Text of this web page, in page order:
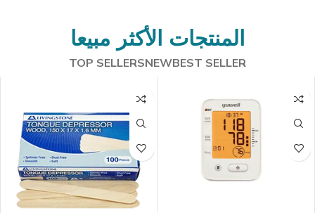
المنتجات الأكثر مبيعا
BEST SELLER
NEW
TOP SELLERS